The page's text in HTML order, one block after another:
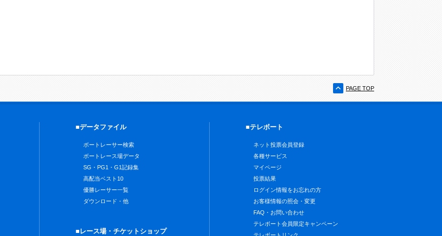
PAGE TOP
■データファイル
ボートレーサー検索
ボートレース場データ
SG・PG1・G1記録集
高配当ベスト10
優勝レーサー一覧
ダウンロード・他
■レース場・チケットショップ
■テレボート
ネット投票会員登録
各種サービス
マイページ
投票結果
ログイン情報をお忘れの方
お客様情報の照会・変更
FAQ・お問い合わせ
テレボート会員限定キャンペーン